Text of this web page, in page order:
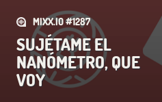
MIXX.IO #1287
SUJÉTAME EL
NANÓMETRO, QUE
VOY